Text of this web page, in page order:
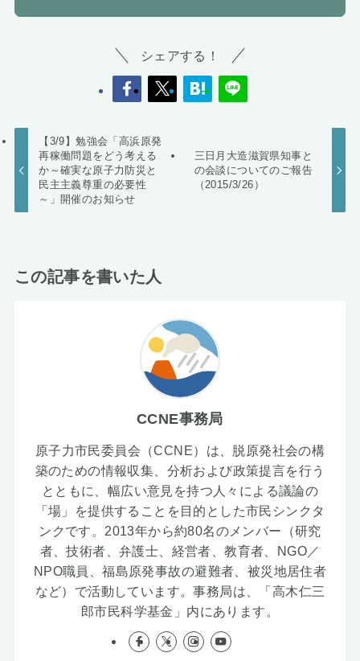
シェアする！
【3/9】勉強会「高浜原発
再稼働問題をどう考える
か～確実な原子力防災と
民主主義尊重の必要性
～」開催のお知らせ
三日月大造滋賀県知事と
の会談についてのご報告
（2015/3/26）
この記事を書いた人
CCNE事務局
原子力市民委員会（CCNE）は、脱原発社会の構
築のための情報収集、分析および政策提言を行う
とともに、幅広い意見を持つ人々による議論の
「場」を提供することを目的とした市民シンクタ
ンクです。2013年から約80名のメンバー（研究
者、技術者、弁護士、経営者、教育者、NGO／
NPO職員、福島原発事故の避難者、被災地居住者
など）で活動しています。事務局は、「高木仁三
郎市民科学基金」内にあります。